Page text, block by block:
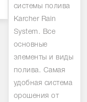
системы полива
Karcher Rain
System. Все
основные
элементы и виды
полива. Самая
удобная система
орошения от